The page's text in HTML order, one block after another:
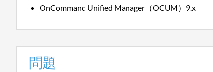
OnCommand Unified Manager（OCUM）9.x
問題